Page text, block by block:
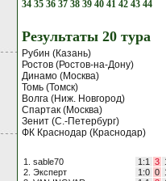
34 35 36 37 38 39 40 41 42 43 44
Результaты 20 турa
Рубин (Казань)
Ростов (Ростов-на-Дону)
Динамо (Москва)
Томь (Томск)
Волга (Ниж. Новгород)
Спартак (Москва)
Зенит (С.-Петербург)
ФК Краснодар (Краснодар)
1. sable70 1:1 3
2. Эксперт
1:0 0